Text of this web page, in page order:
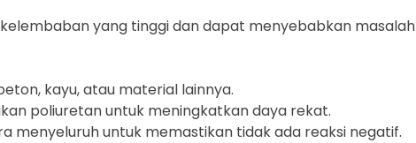
yang tinggi dan dapat menyebabkan masalah
kayu, atau material lainnya.
poliuretan untuk meningkatkan daya rekat.
menyeluruh untuk memastikan tidak ada reaksi negatif.